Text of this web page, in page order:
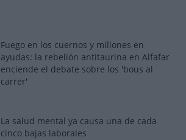
Fuego en los cuernos y millones en
ayudas: la rebelión antitaurina en Alfafar
enciende el debate sobre los 'bous al
carrer'
La salud mental ya causa una de cada
cinco bajas laborales